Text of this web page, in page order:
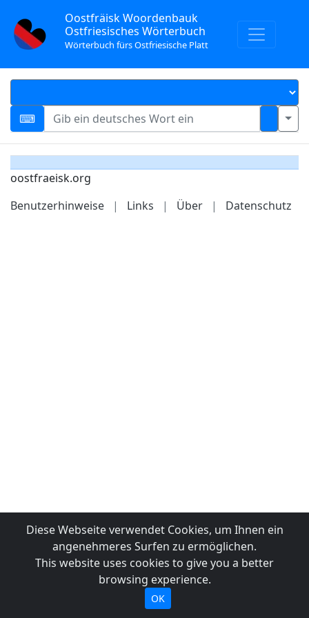
Oostfräisk Woordenbauk
Ostfriesisches Wörterbuch
Wörterbuch fürs Ostfriesische Platt
oostfraeisk.org
Benutzerhinweise
| Links | Über | Datenschutz
Diese Webseite verwendet Cookies, um Ihnen ein
angenehmeres Surfen zu ermöglichen.
This website uses cookies to give you a better
browsing experience.
OK